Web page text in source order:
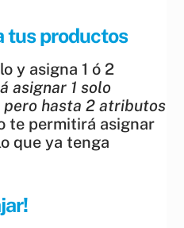
tus productos
y asigna 1 ó 2
asignar 1 solo
hasta 2 atributos
te permitirá asignar
que ya tenga